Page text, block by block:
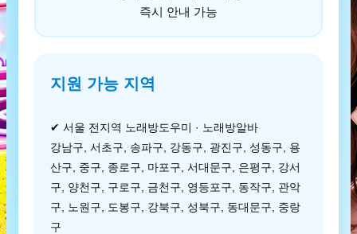
즉시 안내 가능
지원 가능 지역
✔ 서울 전지역 노래방도우미 · 노래방알바
강남구, 서초구, 송파구, 강동구, 광진구, 성동구, 용
산구, 중구, 종로구, 마포구, 서대문구, 은평구, 강서
구, 양천구, 구로구, 금천구, 영등포구, 동작구, 관악
구, 노원구, 도봉구, 강북구, 성북구, 동대문구, 중랑
구